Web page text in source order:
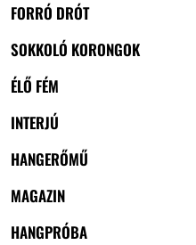
FORRÓ DRÓT
SOKKOLÓ KORONGOK
ÉLŐ FÉM
INTERJÚ
HANGERŐMŰ
MAGAZIN
HANGPRÓBA